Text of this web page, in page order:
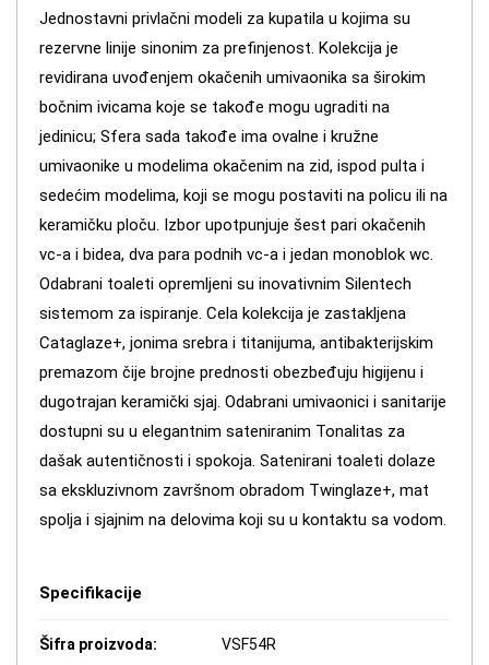
Jednostavni privlačni modeli za kupatila u kojima su
rezervne linije sinonim za prefinjenost. Kolekcija je
revidirana uvođenjem okačenih umivaonika sa širokim
bočnim ivicama koje se takođe mogu ugraditi na
jedinicu; Sfera sada takođe ima ovalne i kružne
umivaonike u modelima okačenim na zid, ispod pulta i
sedećim modelima, koji se mogu postaviti na policu ili na
keramičku ploču. Izbor upotpunjuje šest pari okačenih
vc-a i bidea, dva para podnih vc-a i jedan monoblok wc.
Odabrani toaleti opremljeni su inovativnim Silentech
sistemom za ispiranje. Cela kolekcija je zastakljena
Cataglaze+, jonima srebra i titanijuma, antibakterijskim
premazom čije brojne prednosti obezbeđuju higijenu i
dugotrajan keramički sjaj. Odabrani umivaonici i sanitarije
dostupni su u elegantnim sateniranim Tonalitas za
dašak autentičnosti i spokoja. Satenirani toaleti dolaze
sa ekskluzivnom završnom obradom Twinglaze+, mat
spolja i sjajnim na delovima koji su u kontaktu sa vodom.
Specifikacije
Šifra proizvoda: VSF54R